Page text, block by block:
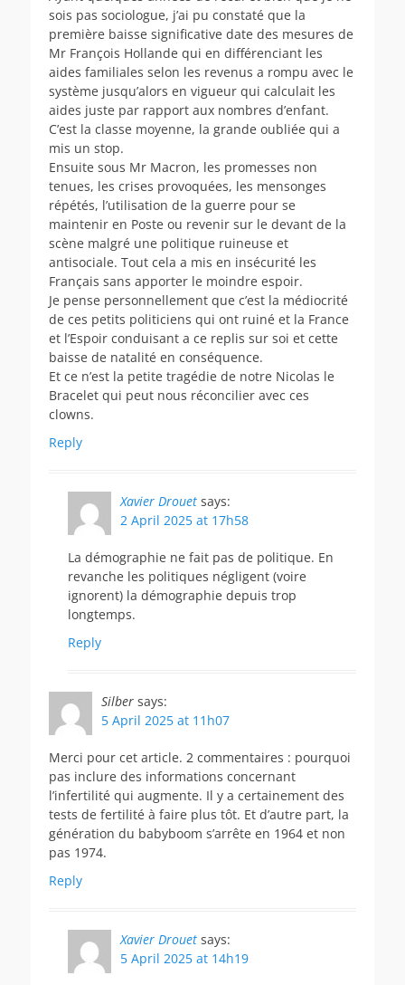
sois pas sociologue, j’ai pu constaté que la
première baisse significative date des mesures de
Mr François Hollande qui en différenciant les
aides familiales selon les revenus a rompu avec le
système jusqu’alors en vigueur qui calculait les
aides juste par rapport aux nombres d’enfant.
C’est la classe moyenne, la grande oubliée qui a
mis un stop.
Ensuite sous Mr Macron, les promesses non
tenues, les crises provoquées, les mensonges
répétés, l’utilisation de la guerre pour se
maintenir en Poste ou revenir sur le devant de la
scène malgré une politique ruineuse et
antisociale. Tout cela a mis en insécurité les
Français sans apporter le moindre espoir.
Je pense personnellement que c’est la médiocrité
de ces petits politiciens qui ont ruiné et la France
et l’Espoir conduisant a ce replis sur soi et cette
baisse de natalité en conséquence.
Et ce n’est la petite tragédie de notre Nicolas le
Bracelet qui peut nous réconcilier avec ces
clowns.
Reply
Xavier Drouet says:
2 April 2025 at 17h58
La démographie ne fait pas de politique. En
revanche les politiques négligent (voire
ignorent) la démographie depuis trop
longtemps.
Reply
Silber says:
5 April 2025 at 11h07
Merci pour cet article. 2 commentaires : pourquoi
pas inclure des informations concernant
l’infertilité qui augmente. Il y a certainement des
tests de fertilité à faire plus tôt. Et d’autre part, la
génération du babyboom s’arrête en 1964 et non
pas 1974.
Reply
Xavier Drouet says:
5 April 2025 at 14h19